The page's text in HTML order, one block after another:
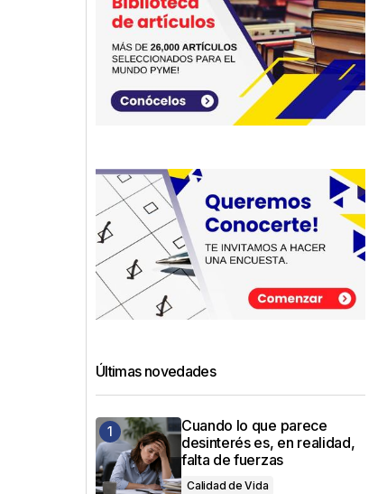
Últimas novedades
Cuando lo que parece
desinterés es, en realidad,
falta de fuerzas
Calidad de Vida